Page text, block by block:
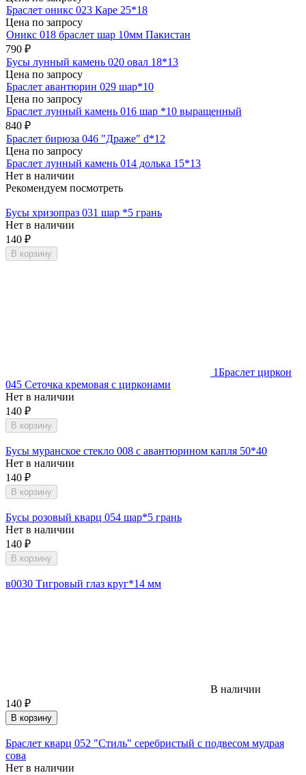
Браслет оникс 023 Каре 25*18
Цена по запросу
Оникс 018 браслет шар 10мм Пакистан
790 ₽
Бусы лунный камень 020 овал 18*13
Цена по запросу
Браслет авантюрин 029 шар*10
Цена по запросу
Браслет лунный камень 016 шар *10 выращенный
840 ₽
Браслет бирюза 046 "Драже" d*12
Цена по запросу
Браслет лунный камень 014 долька 15*13
Нет в наличии
Рекомендуем посмотреть
Бусы хризопраз 031 шар *5 грань
Нет в наличии
140 ₽
В корзину
1Браслет циркон
045 Сеточка кремовая с цирконами
Нет в наличии
140 ₽
В корзину
Бусы муранское стекло 008 с авантюрином капля 50*40
Нет в наличии
140 ₽
В корзину
Бусы розовый кварц 054 шар*5 грань
Нет в наличии
140 ₽
В корзину
в0030 Тигровый глаз круг*14 мм
В наличии
140 ₽
В корзину
Браслет кварц 052 "Стиль" серебристый с подвесом мудрая
сова
Нет в наличии